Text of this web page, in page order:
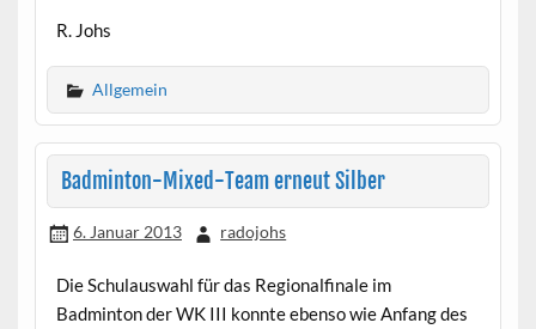
R. Johs
Allgemein
Badminton-Mixed-Team erneut Silber
6. Januar 2013 radojohs
Die Schulauswahl für das Regionalfinale im
Badminton der WK III konnte ebenso wie Anfang des